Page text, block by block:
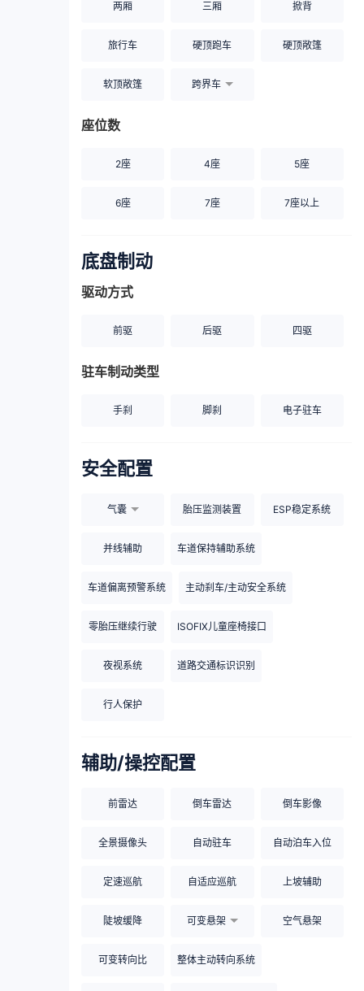
两厢 三厢 掀背
旅行车 硬顶跑车 硬顶敞篷
软顶敞篷 跨界车
座位数
2座 4座 5座
6座 7座 7座以上
底盘制动
驱动方式
前驱 后驱 四驱
驻车制动类型
手刹 脚刹 电子驻车
安全配置
气囊 胎压监测装置 ESP稳定系统
并线辅助 车道保持辅助系统
车道偏离预警系统 主动刹车/主动安全系统
零胎压继续行驶 ISOFIX儿童座椅接口
夜视系统 道路交通标识识别
行人保护
辅助/操控配置
前雷达 倒车雷达 倒车影像
全景摄像头 自动驻车 自动泊车入位
定速巡航 自适应巡航 上坡辅助
陡坡缓降 可变悬架 空气悬架
可变转向比 整体主动转向系统